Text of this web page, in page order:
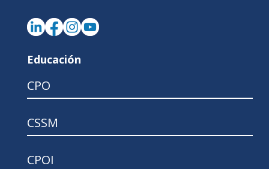
Educación
CPO
CSSM
CPOI